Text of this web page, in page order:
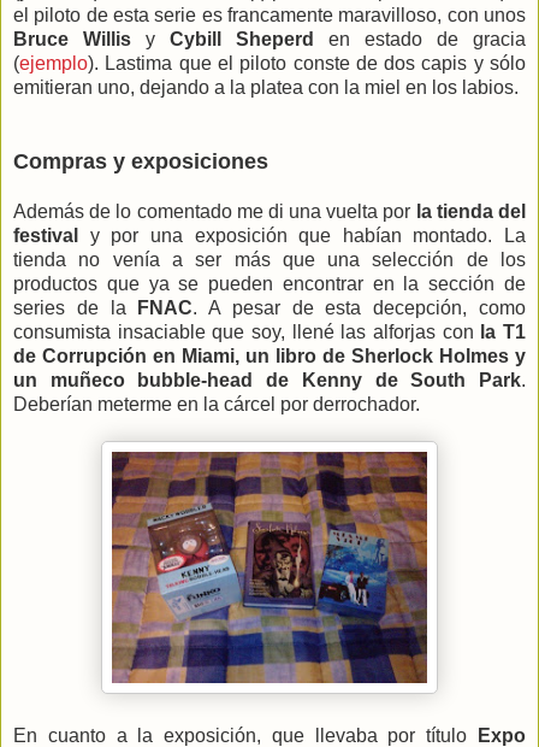
el piloto de esta serie es francamente maravilloso, con unos
Bruce Willis y Cybill Sheperd
en estado de gracia
(ejemplo). Lastima que el piloto conste de dos capis y sólo
emitieran uno, dejando a la platea con la miel en los labios.
Compras y exposiciones
Además de lo comentado me di una vuelta por la tienda del
festival
y por una exposición que habían montado. La
tienda no venía a ser más que una selección de los
productos que ya se pueden encontrar en la sección de
series de la
FNAC. A pesar de esta decepción, como
consumista insaciable que soy, llené las alforjas con la T1
de Corrupción en Miami, un libro de Sherlock Holmes y
un muñeco bubble-head de Kenny de South Park.
Deberían meterme en la cárcel por derrochador.
En cuanto a la exposición, que llevaba por título
Expo